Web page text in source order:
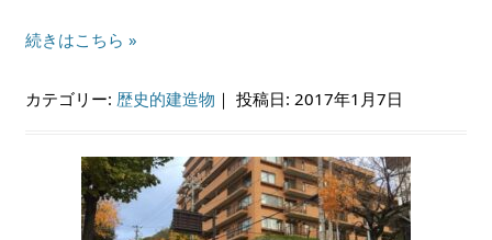
続きはこちら »
カテゴリー: 歴史的建造物 ｜投稿日: 2017年1月7日